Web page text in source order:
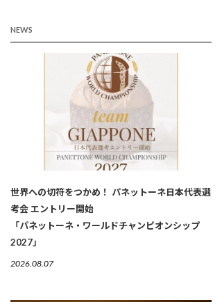
NEWS
世界への切符をつかめ！ パネットーネ日本代表選
考会 エントリー開始
「パネットーネ・ワールドチャンピオンシップ
2027」
2026.08.07